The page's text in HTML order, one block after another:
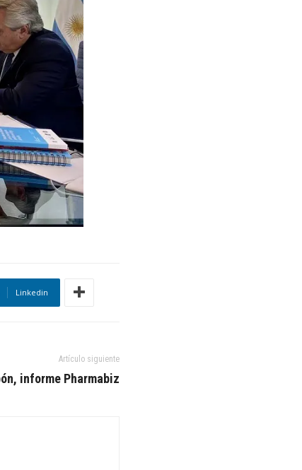
Linkedin
Artículo siguiente
informe Pharmabiz